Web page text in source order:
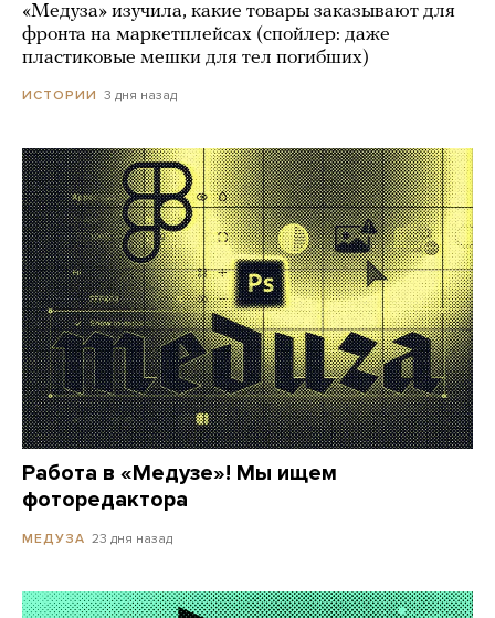
«Медуза» изучила, какие товары заказывают для
фронта на маркетплейсах (спойлер: даже
пластиковые мешки для тел погибших)
ИСТОРИИ 3 дня назад
Работа в «Медузе»! Мы ищем
фоторедактора
МЕДУЗА 23 дня назад